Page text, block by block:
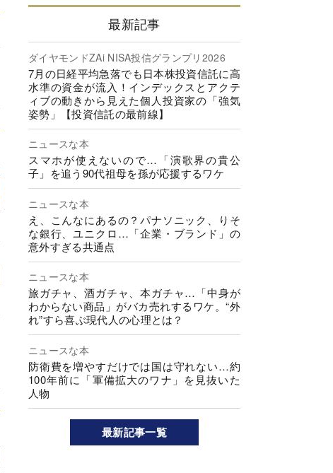
最新記事
ダイヤモンドZAi NISA投信グランプリ2026
7月の日経平均急落でも日本株投資信託に高
水準の資金が流入！インデックスとアクテ
ィブの動きから見えた個人投資家の「強気
姿勢」【投資信託の最前線】
ニュースな本
スマホが使えないので…「演歌界の貴公
子」を追う90代祖母を孫が応援するワケ
ニュースな本
え、こんなにあるの？パナソニック、りそ
な銀行、ユニクロ…「企業・ブランド」の
意外すぎる共通点
ニュースな本
旅ガチャ、酒ガチャ、本ガチャ…「中身が
わからない商品」がバカ売れするワケ。“外
れ”すら喜ぶ現代人の心理とは？
ニュースな本
防衛費を増やすだけでは国は守れない…約
100年前に「軍備拡大のワナ」を見抜いた
人物
最新記事一覧